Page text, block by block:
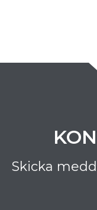
Skicka